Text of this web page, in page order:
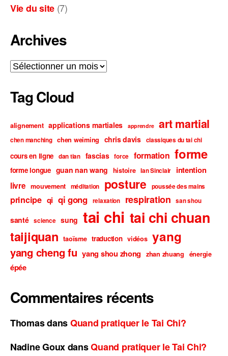
Vie du site (7)
Archives
Archives
Tag Cloud
alignement applications martiales apprendre art martial
chen manching chen weiming chris davis classiques du tai chi
cours en ligne dan tian fascias force formation forme
forme longue guan nan wang histoire Ian Sinclair
intention
livre mouvement méditation posture poussée des mains
principe qi qi gong relaxation respiration san shou
santé science sung tai chi tai chi chuan
taijiquan taoïsme traduction vidéos yang
yang cheng fu yang shou zhong zhan zhuang énergie
épée
Commentaires récents
ThomasdansQuand pratiquer le Tai Chi?
Nadine GouxdansQuand pratiquer le Tai Chi?